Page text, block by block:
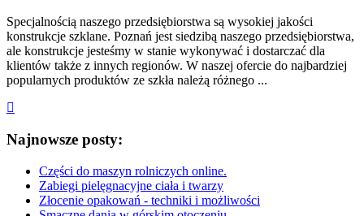
Specjalnością naszego przedsiębiorstwa są wysokiej jakości
konstrukcje szklane. Poznań jest siedzibą naszego przedsiębiorstwa,
ale konstrukcje jesteśmy w stanie wykonywać i dostarczać dla
klientów także z innych regionów. W naszej ofercie do najbardziej
popularnych produktów ze szkła należą różnego ...
Najnowsze posty:
Części do maszyn rolniczych online.
Zabiegi pielęgnacyjne ciała i twarzy
Złocenie opakowań - techniki i możliwości